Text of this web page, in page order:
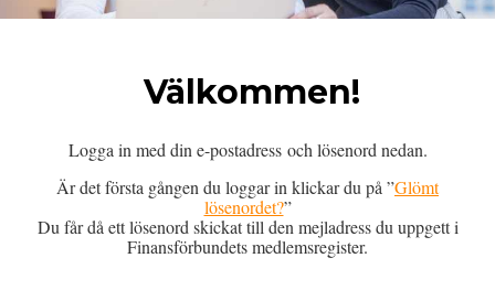
Välkommen!
Logga in med din e-postadress och lösenord nedan.
Är det första gången du loggar in klickar du på ”Glömt
lösenordet?”
Du får då ett lösenord skickat till den mejladress du uppgett i
Finansförbundets medlemsregister.